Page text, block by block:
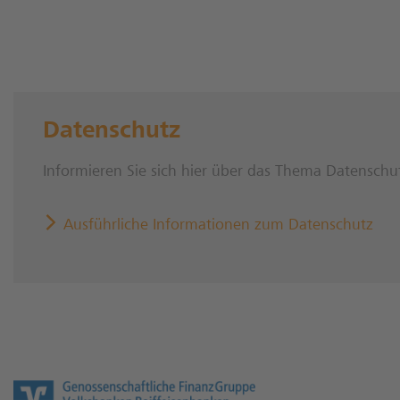
Datenschutz
Informieren Sie sich hier über das Thema
Ausführliche Informationen zum Datenschutz